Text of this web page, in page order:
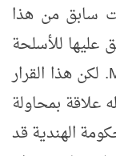
سابق من هذا
عليها للأسلحة
. لكن هذا القرار
علاقة بمحاولة
الهندية قد